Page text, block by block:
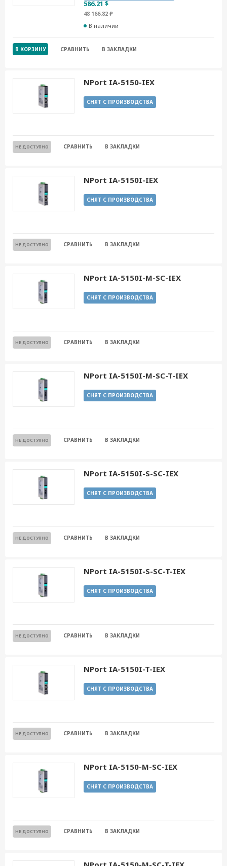
586.21 $
48 166.82 ₽
В наличии
В КОРЗИНУ СРАВНИТЬ В ЗАКЛАДКИ
NPort IA-5150-IEX
СНЯТ С ПРОИЗВОДСТВА
НЕ ДОСТУПНО СРАВНИТЬ В ЗАКЛАДКИ
NPort IA-5150I-IEX
СНЯТ С ПРОИЗВОДСТВА
НЕ ДОСТУПНО СРАВНИТЬ В ЗАКЛАДКИ
NPort IA-5150I-M-SC-IEX
СНЯТ С ПРОИЗВОДСТВА
НЕ ДОСТУПНО СРАВНИТЬ В ЗАКЛАДКИ
NPort IA-5150I-M-SC-T-IEX
СНЯТ С ПРОИЗВОДСТВА
НЕ ДОСТУПНО СРАВНИТЬ В ЗАКЛАДКИ
NPort IA-5150I-S-SC-IEX
СНЯТ С ПРОИЗВОДСТВА
НЕ ДОСТУПНО СРАВНИТЬ В ЗАКЛАДКИ
NPort IA-5150I-S-SC-T-IEX
СНЯТ С ПРОИЗВОДСТВА
НЕ ДОСТУПНО СРАВНИТЬ В ЗАКЛАДКИ
NPort IA-5150I-T-IEX
СНЯТ С ПРОИЗВОДСТВА
НЕ ДОСТУПНО СРАВНИТЬ В ЗАКЛАДКИ
NPort IA-5150-M-SC-IEX
СНЯТ С ПРОИЗВОДСТВА
НЕ ДОСТУПНО СРАВНИТЬ В ЗАКЛАДКИ